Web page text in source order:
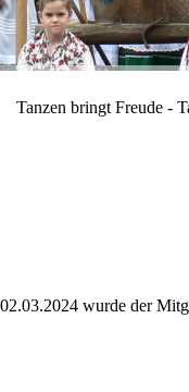
Tanzen bringt Freude -
wurde der